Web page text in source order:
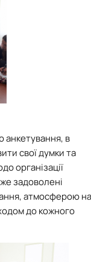
анкетування, в
свої думки та
організації
задоволені
атмосферою на
до кожного